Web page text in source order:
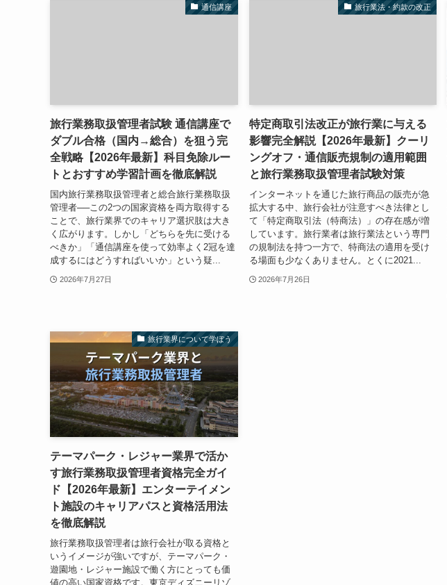
通信講座
旅行業務取扱管理者試験 通信講座で
ダブル合格（国内→総合）を狙う完
全戦略【2026年最新】科目免除ルー
トとおすすめ学習計画を徹底解説
国内旅行業務取扱管理者と総合旅行業務取扱
管理者──この2つの国家資格を両方取得する
ことで、旅行業界でのキャリア選択肢は大き
く広がります。しかし「どちらを先に受ける
べきか」「通信講座を使って効率よく2冠を達
成するにはどうすればいいか」という疑...
2026年7月27日
旅行業法・約款の改正
特定商取引法改正が旅行業に与える
影響完全解説【2026年最新】クーリ
ングオフ・通信販売規制の適用範囲
と旅行業務取扱管理者試験対策
インターネットを通じた旅行商品の販売が急
拡大する中、旅行会社が注意すべき法律とし
て「特定商取引法（特商法）」の存在感が増
しています。旅行業者は旅行業法という専門
の規制法を持つ一方で、特商法の適用を受け
る場面も少なくありません。とくに2021...
2026年7月26日
旅行業界について学ぼう
テーマパーク・レジャー業界で活か
す旅行業務取扱管理者資格完全ガイ
ド【2026年最新】エンターテイメン
ト施設のキャリアパスと資格活用法
を徹底解説
旅行業務取扱管理者は旅行会社が取る資格と
いうイメージが強いですが、テーマパーク・
遊園地・レジャー施設で働く方にとっても価
値の高い国家資格です。東京ディズニーリゾ